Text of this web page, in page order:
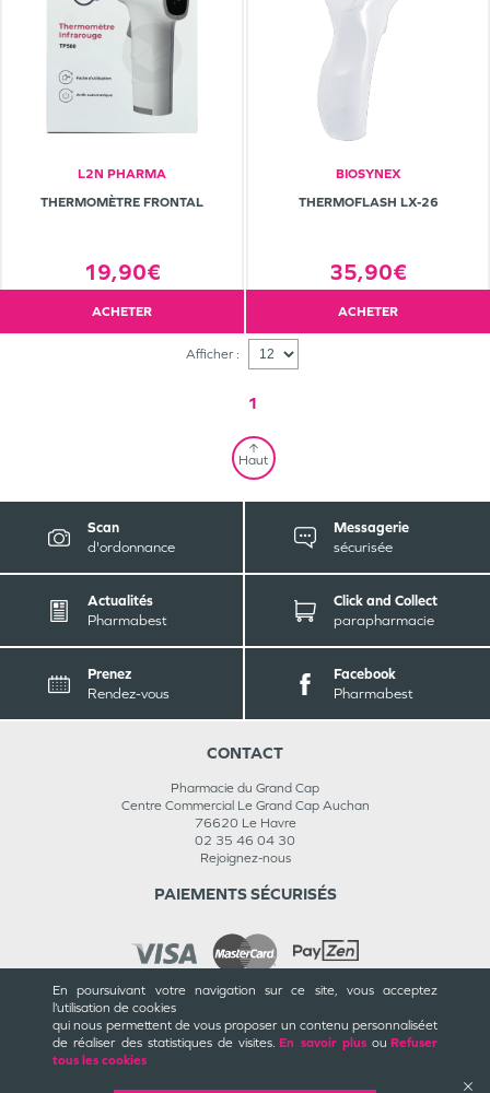
En poursuivant votre navigation sur ce site, vous acceptez
l’utilisation de cookies
qui nous permettent de vous proposer un contenu personnaliséet
de réaliser des statistiques de visites. En savoir plusou Refuser
tous les cookies
L2N PHARMA
THERMOMÈTRE FRONTAL
19,90€
ACHETER
BIOSYNEX
THERMOFLASH LX-26
35,90€
ACHETER
Afficher :
1
Haut
Scan
d'ordonnance
Messagerie
sécurisée
Actualités
Pharmabest
Click and Collect
parapharmacie
Prenez
Rendez-vous
Facebook
Pharmabest
CONTACT
Pharmacie du Grand Cap
Centre Commercial Le Grand Cap Auchan
76620 Le Havre
02 35 46 04 30
Rejoignez-nous
CGU / CGV
PAIEMENTS SÉCURISÉS